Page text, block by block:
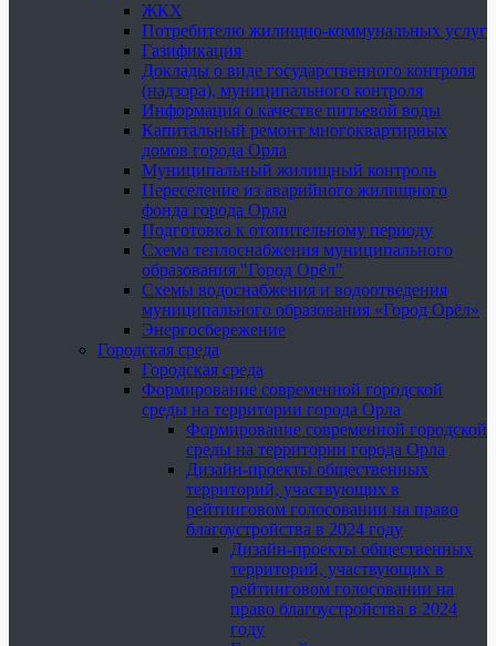
ЖКХ
Потребителю жилищно-коммунальных услуг
Газификация
Доклады о виде государственного контроля
(надзора), муниципального контроля
Информация о качестве питьевой воды
Капитальный ремонт многоквартирных
домов города Орла
Муниципальный жилищный контроль
Переселение из аварийного жилищного
фонда города Орла
Подготовка к отопительному периоду
Схема теплоснабжения муниципального
образования "Город Орёл"
Схемы водоснабжения и водоотведения
муниципального образования «Город Орёл»
Энергосбережение
Городская среда
Городская среда
Формирование современной городской
среды на территории города Орла
Формирование современной городской
среды на территории города Орла
Дизайн-проекты общественных
территорий, участвующих в
рейтинговом голосовании на право
благоустройства в 2024 году
Дизайн-проекты общественных
территорий, участвующих в
рейтинговом голосовании на
право благоустройства в 2024
году